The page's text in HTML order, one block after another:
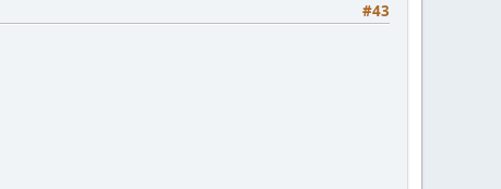
#43